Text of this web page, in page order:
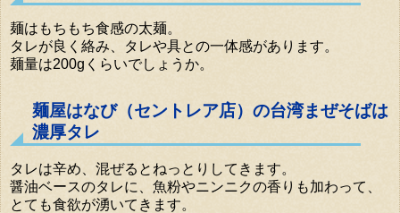
麺はもちもち食感の太麺。
タレが良く絡み、タレや具との一体感があります。
麺量は200gくらいでしょうか。
麺屋はなび（セントレア店）の台湾まぜそばは
濃厚タレ
タレは辛め、混ぜるとねっとりしてきます。
醤油ベースのタレに、魚粉やニンニクの香りも加わって、
とても食欲が湧いてきます。